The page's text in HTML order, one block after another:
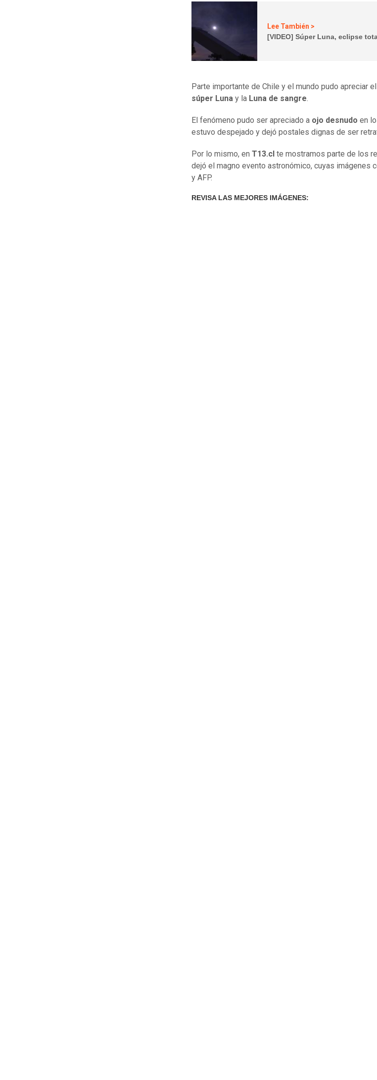
Lee También >
[VIDEO] Súper Luna, eclipse
Parte importante de Chile y el mundo pudo apreciar el
súper Luna y la Luna de sangre.
El fenómeno pudo ser apreciado a ojo desnudo en
estuvo despejado y dejó postales dignas de ser
Por lo mismo, en T13.cl te mostramos parte de los
dejó el magno evento astronómico, cuyas imágenes
y AFP.
REVISA LAS MEJORES IMÁGENES: